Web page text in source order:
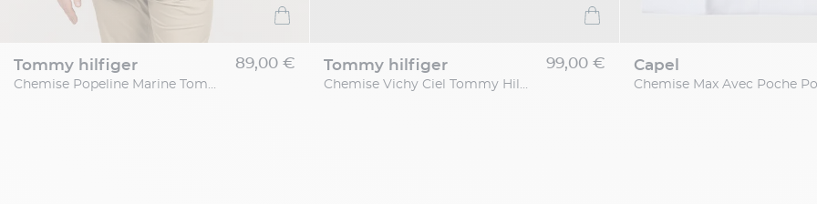
tommy hilfiger
Chemise Popeline Marine Tommy Hilfiger Grande Taille
89,00 € tommy hilfiger
Chemise Vichy Ciel Tommy Hilfiger Grande Taille
99,00 € capel